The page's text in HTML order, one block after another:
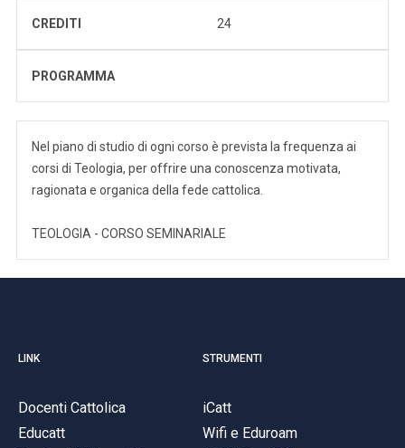
CREDITI 24
PROGRAMMA
Nel piano di studio di ogni corso è prevista la frequenza ai
corsi di Teologia, per offrire una conoscenza motivata,
ragionata e organica della fede cattolica.
TEOLOGIA - CORSO SEMINARIALE
LINK
Docenti Cattolica
Educatt
STRUMENTI
iCatt
Wifi e Eduroam